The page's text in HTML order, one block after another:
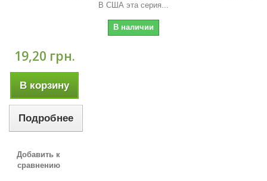
В США эта серия...
В наличии
19,20 грн.
В корзину
Подробнее
Добавить к
сравнению